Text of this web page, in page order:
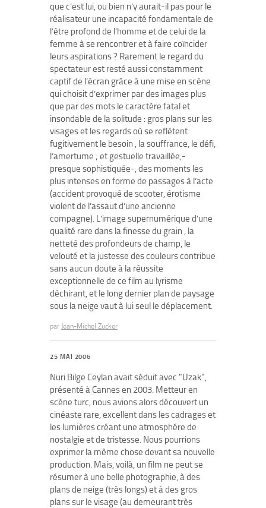
que c’est lui, ou bien n’y aurait-il pas pour le
réalisateur une incapacité fondamentale de
l’être profond de l’homme et de celui de la
femme à se rencontrer et à faire coïncider
leurs aspirations ? Rarement le regard du
spectateur est resté aussi constamment
captif de l’écran grâce à une mise en scène
qui choisit d’exprimer par des images plus
que par des mots le caractère fatal et
insondable de la solitude : gros plans sur les
visages et les regards où se reflètent
fugitivement le besoin , la souffrance, le défi,
l’amertume ; et gestuelle travaillée,-
presque sophistiquée-, des moments les
plus intenses en forme de passages à l’acte
(accident provoqué de scooter, érotisme
violent de l’assaut d’une ancienne
compagne). L’image supernumérique d’une
qualité rare dans la finesse du grain , la
netteté des profondeurs de champ, le
velouté et la justesse des couleurs contribue
sans aucun doute à la réussite
exceptionnelle de ce film au lyrisme
déchirant, et le long dernier plan de paysage
sous la neige vaut à lui seul le déplacement.
par Jean-Michel Zucker
25 MAI 2006
Nuri Bilge Ceylan avait séduit avec "Uzak",
présenté à Cannes en 2003. Metteur en
scène turc, nous avions alors découvert un
cinéaste rare, excellent dans les cadrages et
les lumières créant une atmosphére de
nostalgie et de tristesse. Nous pourrions
exprimer la même chose devant sa nouvelle
production. Mais, voilà, un film ne peut se
résumer à une belle photographie, à des
plans de neige (très longs) et à des gros
plans sur le visage (au demeurant très